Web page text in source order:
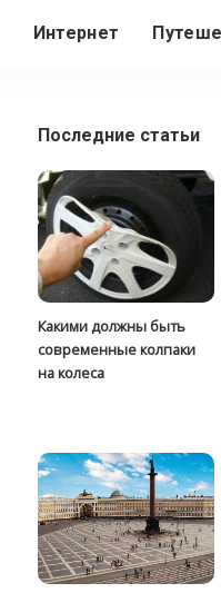
Интернет
Последние статьи
Какими должны быть
современные колпаки
на колеса